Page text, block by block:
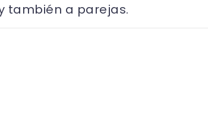
también a parejas.